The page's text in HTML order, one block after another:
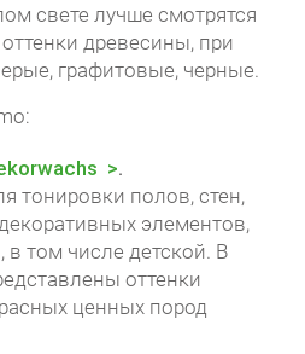
свете лучше смотрятся
древесины, при
графитовые, черные.
.
тонировки полов, стен,
элементов,
в том числе детской. В
оттенки
ценных пород